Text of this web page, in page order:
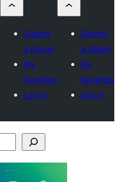
Submit
a plugin
My
favorites
Log in
Submit
a plugin
My
favorites
Log in